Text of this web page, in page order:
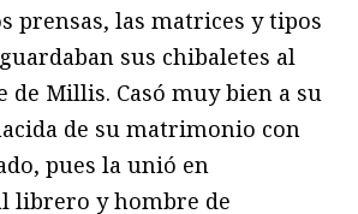
prensas, las matrices y tipos
sus chibaletes al
de Millis. Casó muy bien a su
de su matrimonio con
pues la unió en
librero y hombre de